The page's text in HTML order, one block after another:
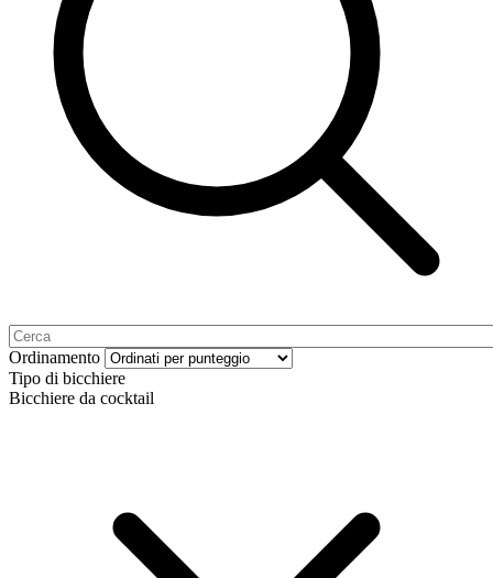
Ordinamento
Tipo di bicchiere
Bicchiere da cocktail